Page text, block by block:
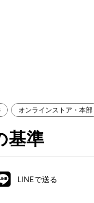
青山プレミアム
吉祥寺ギャラリー
オンラインストア・本部
基準
LINEで送る